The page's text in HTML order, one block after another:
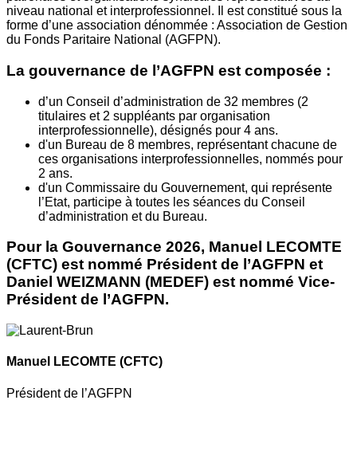
niveau national et interprofessionnel. Il est constitué sous la
forme d’une association dénommée : Association de Gestion
du Fonds Paritaire National (AGFPN).
La gouvernance de l’AGFPN est composée :
d’un Conseil d’administration de 32 membres (2
titulaires et 2 suppléants par organisation
interprofessionnelle), désignés pour 4 ans.
d'un Bureau de 8 membres, représentant chacune de
ces organisations interprofessionnelles, nommés pour
2 ans.
d'un Commissaire du Gouvernement, qui représente
l’Etat, participe à toutes les séances du Conseil
d’administration et du Bureau.
Pour la Gouvernance 2026, Manuel LECOMTE
(CFTC) est nommé Président de l’AGFPN et
Daniel WEIZMANN (MEDEF) est nommé Vice-
Président de l’AGFPN.
Manuel LECOMTE (CFTC)
Président de l’AGFPN